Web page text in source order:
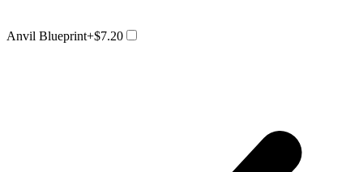
Anvil Blueprint+$7.20